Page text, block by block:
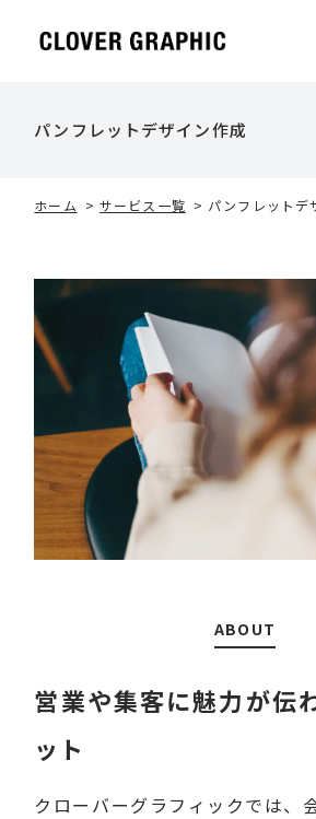
パンフレットデザイン作成
ホーム >サービス一覧 > パンフレットデ
ABOUT
営業や集客に魅力が伝
ット
クローバーグラフィックでは、